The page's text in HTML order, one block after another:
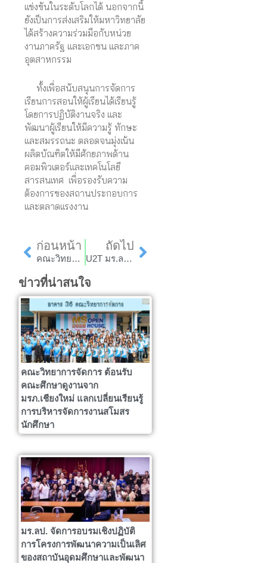
แข่งขันในระดับโลกได้ นอกจากนี้
ยังเป็นการส่งเสริมให้มหาวิทยาลัย
ได้สร้างความร่วมมือกับหน่วย
งานภาครัฐ และเอกชน และภาค
อุตสาหกรรม
ทั้งเพื่อสนับสนุนการจัดการ
เรียนการสอนให้ผู้เรียนได้เรียนรู้
โดยการปฏิบัติงานจริง และ
พัฒนาผู้เรียนให้มีความรู้ ทักษะ
และสมรรถนะ ตลอดจนมุ่งเน้น
ผลิตบัณฑิตให้มีศักยภาพด้าน
คอมพิวเตอร์และเทคโนโลยี
สารสนเทศ เพื่อรองรับความ
ต้องการของสถานประกอบการ
และตลาดแรงงาน
Prev
ก่อนหน้า
คณะวิทยาการจัดการ รับการประเมินคุณภาพการศึกษาภายในระดับคณะ ประจำปีการศึกษา 2563
ถัดไป
U2T มร.ลป. ตำบลลี้ จัดกิจกรรมส่งเสริมคุณภาพเด็กและเยาวชน
Next
ข่าวที่น่าสนใจ
คณะวิทยาการจัดการ ต้อนรับ
คณะศึกษาดูงานจาก
มรภ.เชียงใหม่ แลกเปลี่ยนเรียนรู้
การบริหารจัดการงานสโมสร
นักศึกษา
มร.ลป. จัดการอบรมเชิงปฏิบัติ
การโครงการพัฒนาความเป็นเลิศ
ของสถาบันอุดมศึกษาและพัฒนา